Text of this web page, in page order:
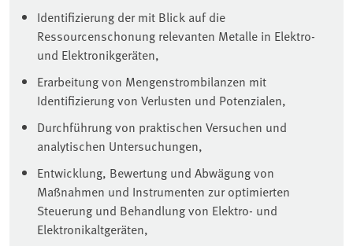
Identifizierung der mit Blick auf die
Ressourcenschonung relevanten Metalle in Elektro-
und Elektronikgeräten,
Erarbeitung von Mengenstrombilanzen mit
Identifizierung von Verlusten und Potenzialen,
Durchführung von praktischen Versuchen und
analytischen Untersuchungen,
Entwicklung, Bewertung und Abwägung von
Maßnahmen und Instrumenten zur optimierten
Steuerung und Behandlung von Elektro- und
Elektronikaltgeräten,